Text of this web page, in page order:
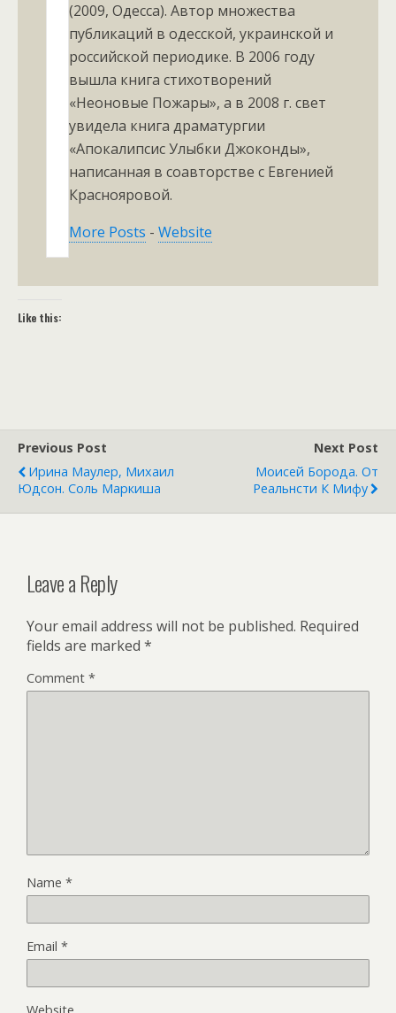
(2009, Одесса). Автор множества
публикаций в одесской, украинской и
российской периодике. В 2006 году
вышла книга стихотворений
«Неоновые Пожары», а в 2008 г. свет
увидела книга драматургии
«Апокалипсис Улыбки Джоконды»,
написанная в соавторстве с Евгенией
Краснояровой.
More Posts -Website
Like this:
Previous Post
Ирина Маулер, Михаил
Юдсон. Соль Маркиша
Next Post
Моисей Борода. От
Реальнсти К Мифу
Leave a Reply
Your email address will not be published. Required
fields are marked *
Comment *
Name *
Email *